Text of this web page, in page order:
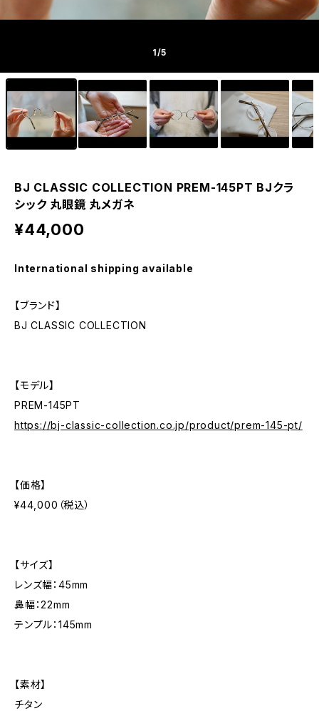
1/5
BJ CLASSIC COLLECTION PREM-145PT BJクラ
シック 丸眼鏡 丸メガネ
¥44,000
International shipping available
【ブランド】
BJ CLASSIC COLLECTION
【モデル】
PREM-145PT
https://bj-classic-collection.co.jp/product/prem-145-pt/
【価格】
¥44,000（税込）
【サイズ】
レンズ幅：45mm
鼻幅：22mm
テンプル：145mm
【素材】
チタン